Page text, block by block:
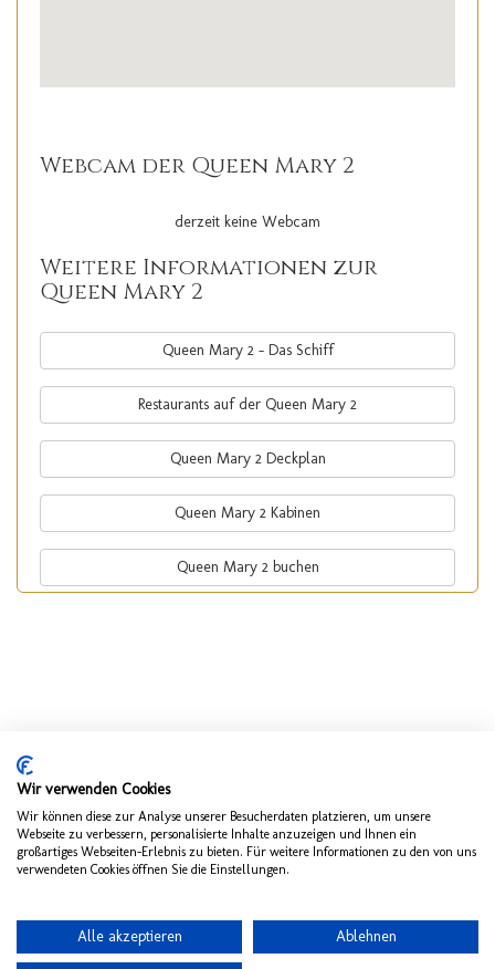
Webcam der Queen Mary 2
derzeit keine Webcam
Weitere Informationen zur
Queen Mary 2
Queen Mary 2 - Das Schiff
Restaurants auf der Queen Mary 2
Queen Mary 2 Deckplan
Queen Mary 2 Kabinen
Queen Mary 2 buchen
wechseln zu mykreuzfahrt
Wir verwenden Cookies
Wir können diese zur Analyse unserer Besucherdaten platzieren, um unsere
Webseite zu verbessern, personalisierte Inhalte anzuzeigen und Ihnen ein
großartiges Webseiten-Erlebnis zu bieten. Für weitere Informationen zu den von uns
verwendeten Cookies öffnen Sie die Einstellungen.
Alle akzeptieren Ablehnen